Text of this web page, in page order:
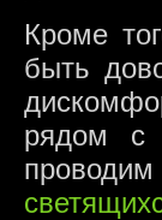
Кроме
быть
рядом с